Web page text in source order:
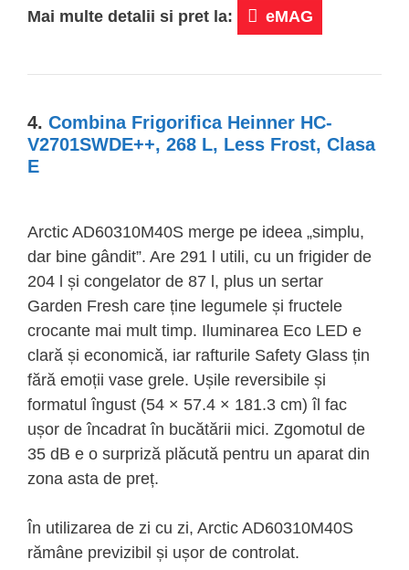
Mai multe detalii si pret la: eMAG
4. Combina Frigorifica Heinner HC-
V2701SWDE++, 268 L, Less Frost, Clasa
E
Arctic AD60310M40S merge pe ideea „simplu,
dar bine gândit”. Are 291 l utili, cu un frigider de
204 l și congelator de 87 l, plus un sertar
Garden Fresh care ține legumele și fructele
crocante mai mult timp. Iluminarea Eco LED e
clară și economică, iar rafturile Safety Glass țin
fără emoții vase grele. Ușile reversibile și
formatul îngust (54 × 57.4 × 181.3 cm) îl fac
ușor de încadrat în bucătării mici. Zgomotul de
35 dB e o surpriză plăcută pentru un aparat din
zona asta de preț.
În utilizarea de zi cu zi, Arctic AD60310M40S
rămâne previzibil și ușor de controlat.